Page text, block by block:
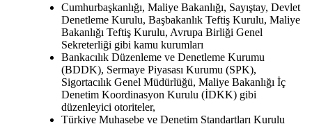
Cumhurbaşkanlığı, Maliye Bakanlığı, Sayıştay, Devlet
Denetleme Kurulu, Başbakanlık Teftiş Kurulu, Maliye
Bakanlığı Teftiş Kurulu, Avrupa Birliği Genel
Sekreterliği gibi kamu kurumları
Bankacılık Düzenleme ve Denetleme Kurumu
(BDDK), Sermaye Piyasası Kurumu (SPK),
Sigortacılık Genel Müdürlüğü, Maliye Bakanlığı İç
Denetim Koordinasyon Kurulu (İDKK) gibi
düzenleyici otoriteler,
Türkiye Muhasebe ve Denetim Standartları Kurulu